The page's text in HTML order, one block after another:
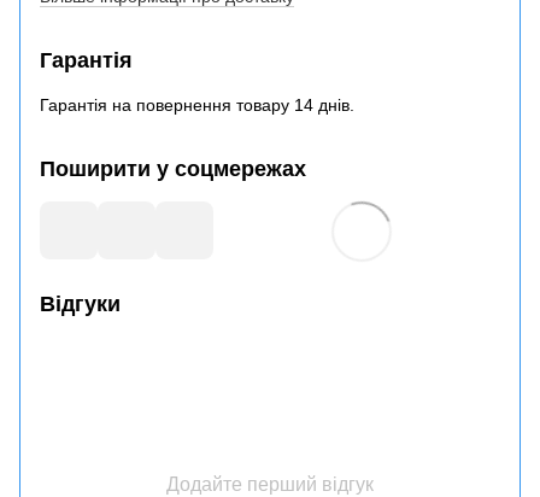
Гарантія
Гарантія на повернення товару 14 днів.
Поширити у соцмережах
Відгуки
Додайте перший відгук